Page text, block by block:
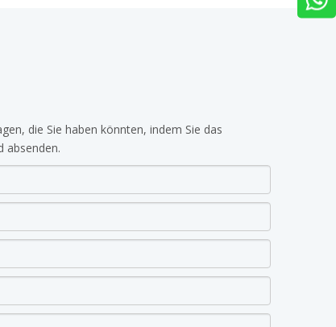
die Sie haben könnten, indem Sie das
absenden.